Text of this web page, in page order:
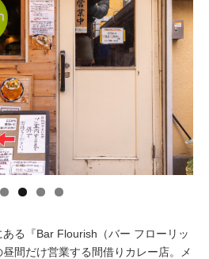
る『Bar Flourish（バー フローリッ
間だけ営業する間借りカレー店。メ